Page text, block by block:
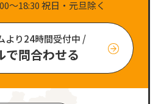
〜18:30 祝日・元旦除く
より24時間受付中 /
で問合わせる